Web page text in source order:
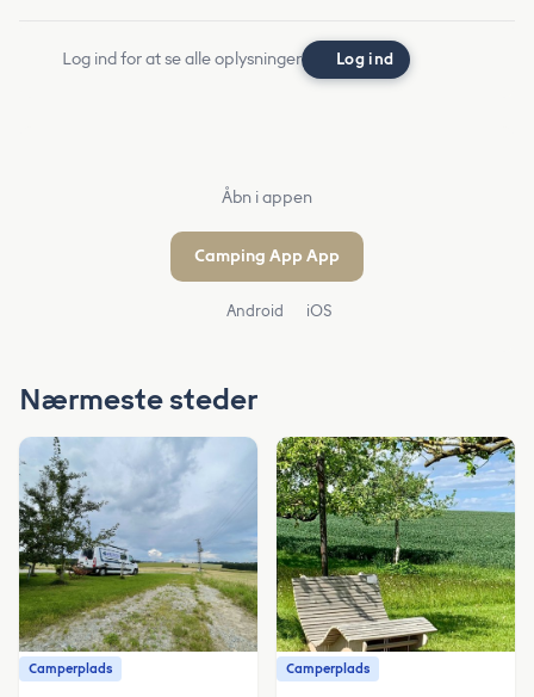
Log ind for at se alle oplysninger Log ind
Åbn i appen
Camping App App
Android iOS
Nærmeste steder
Camperplads Camperplads